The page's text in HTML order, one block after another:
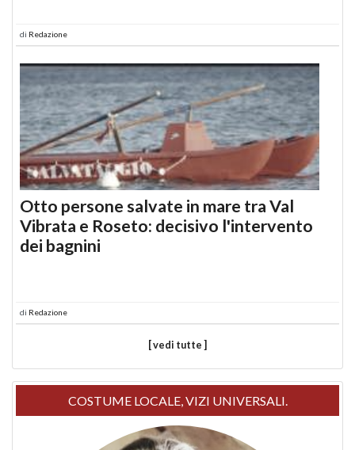
di Redazione
Otto persone salvate in mare tra Val
Vibrata e Roseto: decisivo l'intervento
dei bagnini
di Redazione
[ vedi tutte ]
COSTUME LOCALE, VIZI UNIVERSALI.